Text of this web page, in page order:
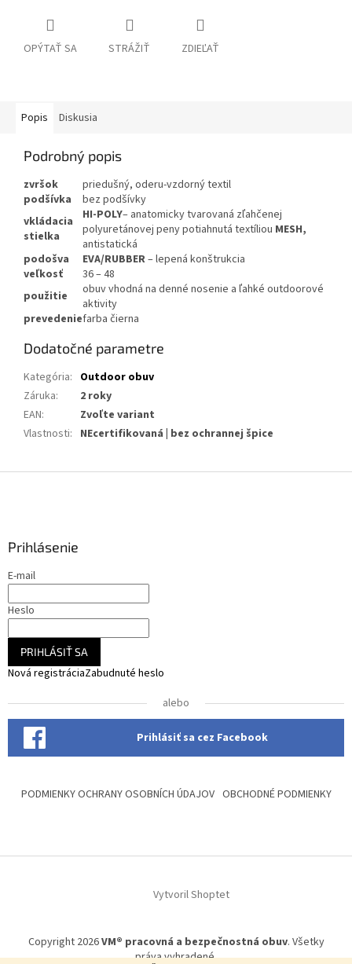
OPÝTAŤ SA STRÁŽIŤ ZDIEĽAŤ
Popis Diskusia
Podrobný popis
zvršok
priedušný, oderu-vzdorný textil
podšívka
bez podšívky
vkládacia
stielka
HI-POLY– anatomicky tvarovaná zľahčenej
polyuretánovej peny potiahnutá textíliou MESH,
antistatická
podošva
EVA/RUBBER– lepená konštrukcia
veľkosť
36 – 48
použitie
obuv vhodná na denné nosenie a ľahké outdoorové
aktivity
prevedeniefarba čierna
Dodatočné parametre
Kategória: Outdoor obuv
Záruka:
2 roky
EAN:
Zvoľte variant
Vlastnosti: NEcertifikovaná | bez ochrannej špice
Prihlásenie
E-mail
Heslo
PRIHLÁSIŤ SA
Nová registráciaZabudnuté heslo
alebo
Prihlásiť sa cez Facebook
PODMIENKY OCHRANY OSOBNÍCH ÚDAJOV OBCHODNÉ PODMIENKY
Vytvoril Shoptet
Copyright 2026VM® pracovná a bezpečnostná obuv. Všetky
práva vyhradené.